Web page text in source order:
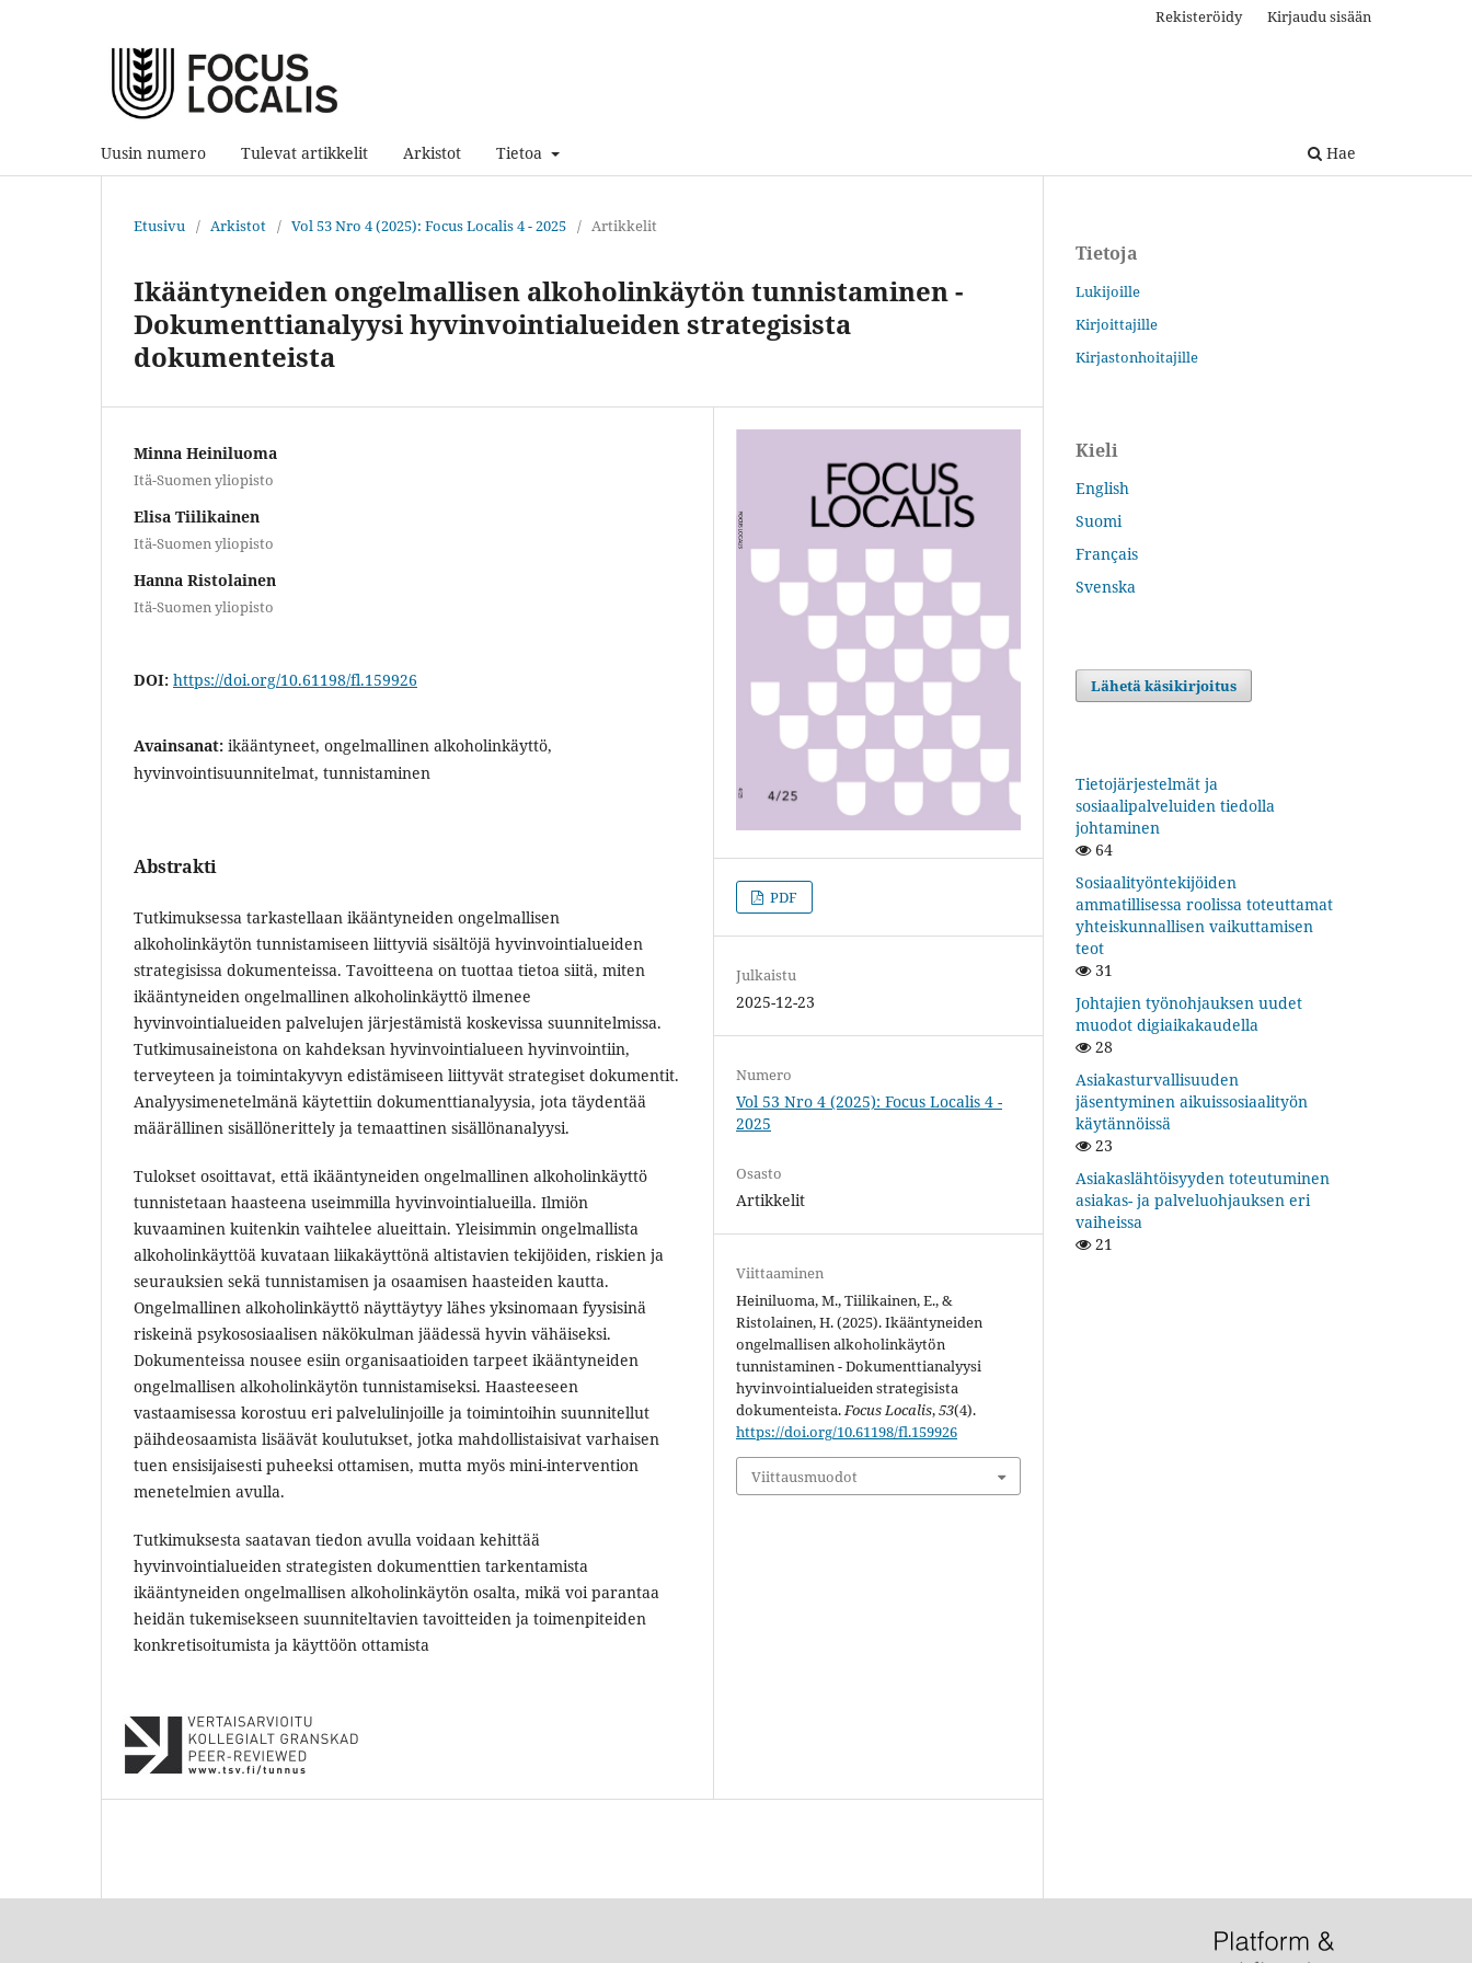
Uusin numero Tulevat artikkelit Arkistot Tietoa Hae
Rekisteröidy Kirjaudu sisään
Etusivu / Arkistot / Vol 53 Nro 4 (2025): Focus Localis 4 - 2025 / Artikkelit
Ikääntyneiden ongelmallisen alkoholinkäytön tunnistaminen -
Dokumenttianalyysi hyvinvointialueiden strategisista
dokumenteista
Minna Heiniluoma
Itä-Suomen yliopisto
Elisa Tiilikainen
Itä-Suomen yliopisto
Hanna Ristolainen
Itä-Suomen yliopisto
DOI: https://doi.org/10.61198/fl.159926
Avainsanat: ikääntyneet, ongelmallinen alkoholinkäyttö,
hyvinvointisuunnitelmat, tunnistaminen
Abstrakti
Tutkimuksessa tarkastellaan ikääntyneiden ongelmallisen
alkoholinkäytön tunnistamiseen liittyviä sisältöjä hyvinvointialueiden
strategisissa dokumenteissa. Tavoitteena on tuottaa tietoa siitä, miten
ikääntyneiden ongelmallinen alkoholinkäyttö ilmenee
hyvinvointialueiden palvelujen järjestämistä koskevissa suunnitelmissa.
Tutkimusaineistona on kahdeksan hyvinvointialueen hyvinvointiin,
terveyteen ja toimintakyvyn edistämiseen liittyvät strategiset dokumentit.
Analyysimenetelmänä käytettiin dokumenttianalyysia, jota täydentää
määrällinen sisällönerittely ja temaattinen sisällönanalyysi.
Tulokset osoittavat, että ikääntyneiden ongelmallinen alkoholinkäyttö
tunnistetaan haasteena useimmilla hyvinvointialueilla. Ilmiön
kuvaaminen kuitenkin vaihtelee alueittain. Yleisimmin ongelmallista
alkoholinkäyttöä kuvataan liikakäyttönä altistavien tekijöiden, riskien ja
seurauksien sekä tunnistamisen ja osaamisen haasteiden kautta.
Ongelmallinen alkoholinkäyttö näyttäytyy lähes yksinomaan fyysisinä
riskeinä psykososiaalisen näkökulman jäädessä hyvin vähäiseksi.
Dokumenteissa nousee esiin organisaatioiden tarpeet ikääntyneiden
ongelmallisen alkoholinkäytön tunnistamiseksi. Haasteeseen
vastaamisessa korostuu eri palvelulinjoille ja toimintoihin suunnitellut
päihdeosaamista lisäävät koulutukset, jotka mahdollistaisivat varhaisen
tuen ensisijaisesti puheeksi ottamisen, mutta myös mini-intervention
menetelmien avulla.
Tutkimuksesta saatavan tiedon avulla voidaan kehittää
hyvinvointialueiden strategisten dokumenttien tarkentamista
ikääntyneiden ongelmallisen alkoholinkäytön osalta, mikä voi parantaa
heidän tukemisekseen suunniteltavien tavoitteiden ja toimenpiteiden
konkretisoitumista ja käyttöön ottamista
PDF
Julkaistu
2025-12-23
Numero
Vol 53 Nro 4 (2025): Focus Localis 4 -
2025
Osasto
Artikkelit
Viittaaminen
Heiniluoma, M., Tiilikainen, E., &
Ristolainen, H. (2025). Ikääntyneiden
ongelmallisen alkoholinkäytön
tunnistaminen - Dokumenttianalyysi
hyvinvointialueiden strategisista
dokumenteista.Focus Localis,53(4).
https://doi.org/10.61198/fl.159926
Viittausmuodot
Tietoja
Lukijoille
Kirjoittajille
Kirjastonhoitajille
Kieli
English
Suomi
Français
Svenska
Lähetä käsikirjoitus
Tietojärjestelmät ja
sosiaalipalveluiden tiedolla
johtaminen
64
Sosiaalityöntekijöiden
ammatillisessa roolissa toteuttamat
yhteiskunnallisen vaikuttamisen
teot
31
Johtajien työnohjauksen uudet
muodot digiaikakaudella
28
Asiakasturvallisuuden
jäsentyminen aikuissosiaalityön
käytännöissä
23
Asiakaslähtöisyyden toteutuminen
asiakas- ja palveluohjauksen eri
vaiheissa
21